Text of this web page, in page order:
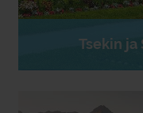
Tsekin